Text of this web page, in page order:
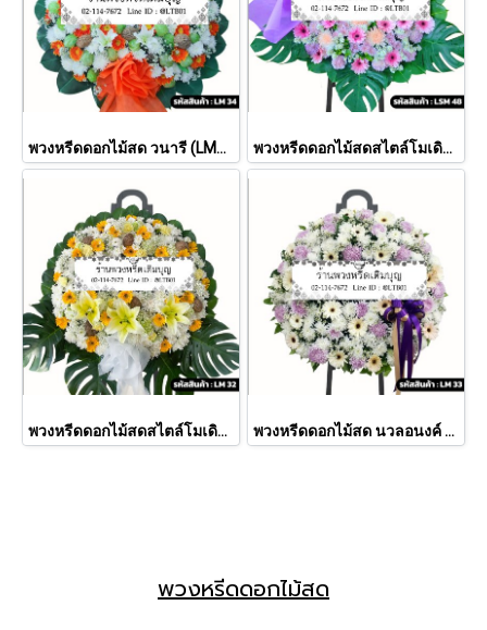
พวงหรีดดอกไม้สด วนารี (LM34) พวงหรีดดอกไม้สดสไตล์โมเดิร์น กานดา (LSM48)
พวงหรีดดอกไม้สดสไตล์โมเดิร์น จันทรประภา (LM32) พวงหรีดดอกไม้สด นวลอนงค์ (LM33)
พวงหรีดดอกไม้สด